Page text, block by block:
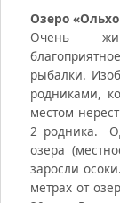
Озеро
Очень
рыбалки.
родниками,
местом
2 родника.
озера
заросли
метрах от